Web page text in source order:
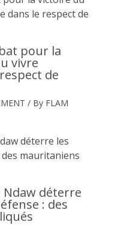
pour la
vivre
de
/ By FLAM
Ndaw déterre
: des